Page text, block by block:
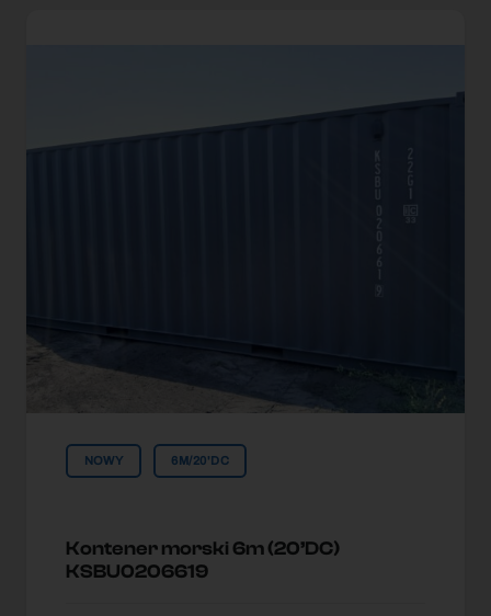
NOWY 6M/20'DC
Kontener morski 6m (20’DC)
KSBU0206619